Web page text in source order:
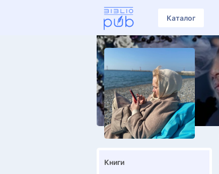
Каталог
Книги